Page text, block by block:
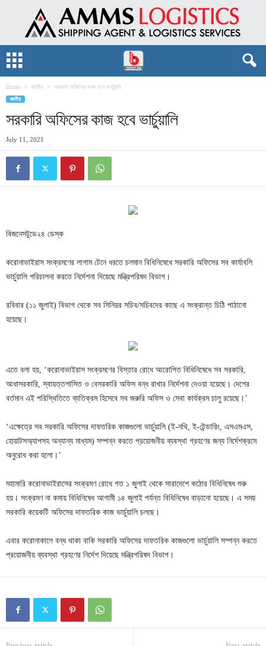
Home জাতীয় সরকারি অফিসের কাজ হবে ভার্চুয়ালি
জাতীয়
সরকারি অফিসের কাজ হবে ভার্চুয়ালি
July 11, 2021
বিজনেসটুডে২৪ ডেস্ক
করোনাভাইরাস সংক্রমণের লাগাম টেনে ধরতে চলমান বিধিনিষেধে সরকারি অফিসের সব কার্যাবলি
ভার্চুয়ালি পরিচালনা করতে নির্দেশনা দিয়েছে মন্ত্রিপরিষদ বিভাগ।
রবিবার (১১ জুলাই) বিভাগ থেকে সব সিনিয়র সচিব/সচিবদের কাছে এ সংক্রান্ত চিঠি পাঠানো
হয়েছে।
এতে বলা হয়, ‘করোনাভাইরাস সংক্রমণের বিস্তার রোধে আরোপিত বিধিনিষেধে সব সরকারি,
আধাসরকারি, স্বায়ত্তশাসিত ও বেসরকারি অফিস বন্ধ রাখার নির্দেশনা দেওয়া হয়েছে। দেশের
বর্তমান এই পরিস্থিতিতে ব্যতিক্রম হিসেবে সব জরুরি অফিস ও সেবা কার্যক্রম চালু রয়েছে।’
‘এক্ষেত্রে সব সরকারি অফিসের দাফতরিক কাজগুলো ভার্চুয়ালি (ই-নথি, ই-টেন্ডারিং, এসএমএস,
হোয়াটসঅ্যাপসহ অন্যান্য মাধ্যম) সম্পন্ন করতে প্রয়োজনীয় ব্যবস্থা গ্রহণের জন্য নির্দেশক্রমে
অনুরোধ করা হলো।’
মহামারি করোনাভাইরাসের সংক্রমণ রোধে গত ১ জুলাই থেকে সারাদেশে কঠোর বিধিনিষেধ শুরু
হয়। সংক্রমণ না কমায় বিধিনিষেধ আগামী ১৪ জুলাই পর্যন্ত বিধিনিষেধ বাড়ানো হয়েছে। এ সময়
সরকারি কয়েকটি অফিসের দাফতরিক কাজ ভার্চুয়ালি চলছে।
এবার করোনাকালে বন্ধ থাকা বাকি সরকারি অফিসের দাফতরিক কাজগুলো ভার্চুয়ালি সম্পন্ন করতে
প্রয়োজনীয় ব্যবস্থা গ্রহণের নির্দেশ দিয়েছে মন্ত্রিপরিষদ বিভাগ।